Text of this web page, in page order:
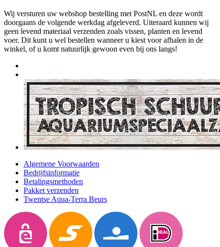
Wij versturen uw webshop bestelling met PostNL en deze wordt
doorgaans de volgende werkdag afgeleverd. Uiteraard kunnen wij
geen levend materiaal verzenden zoals vissen, planten en levend
voer. Dit kunt u wel bestellen wanneer u kiest voor afhalen in de
winkel, of u komt natuurlijk gewoon even bij ons langs!
Algemene Voorwaarden
Bedrijfsinformatie
Betalingsmethoden
Pakket verzenden
Twentse Aqua-Terra Beurs